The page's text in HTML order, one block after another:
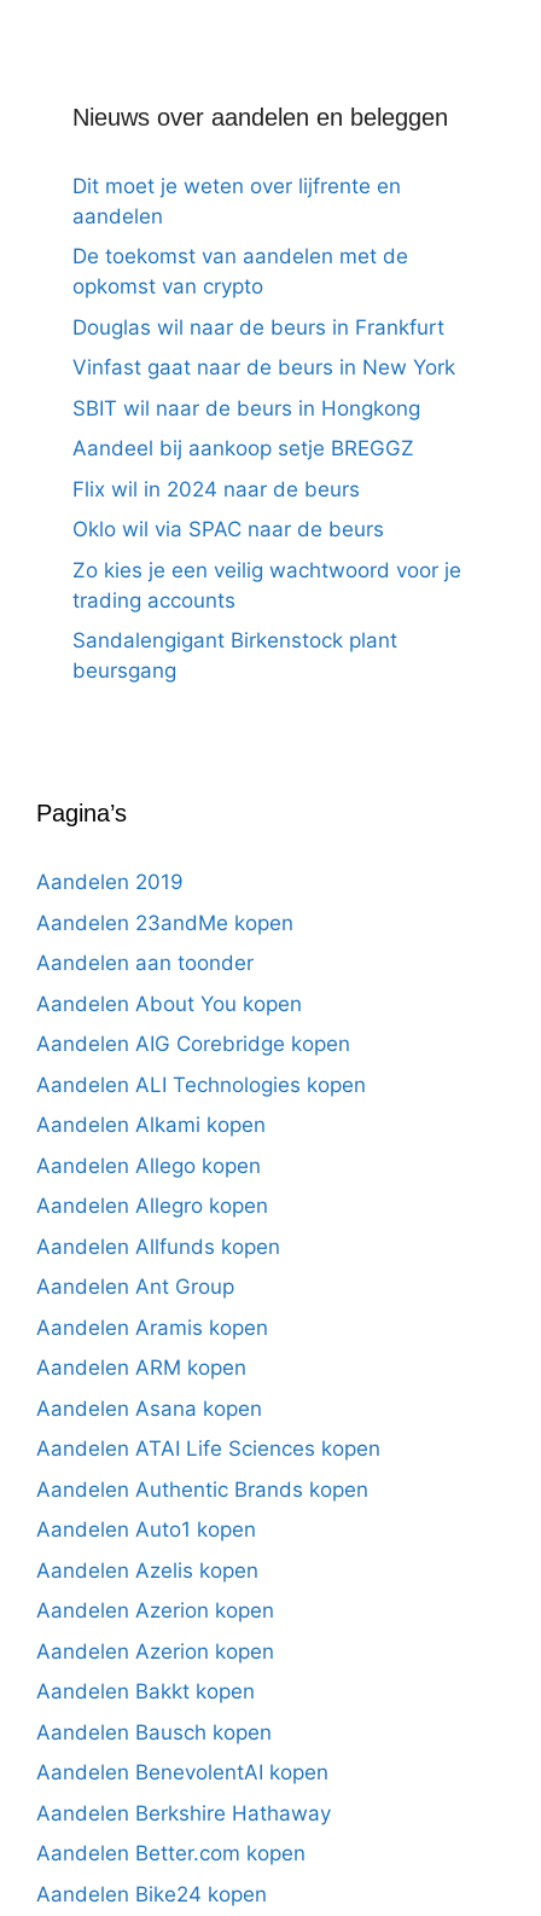
Nieuws over aandelen en beleggen
Dit moet je weten over lijfrente en
aandelen
De toekomst van aandelen met de
opkomst van crypto
Douglas wil naar de beurs in Frankfurt
Vinfast gaat naar de beurs in New York
SBIT wil naar de beurs in Hongkong
Aandeel bij aankoop setje BREGGZ
Flix wil in 2024 naar de beurs
Oklo wil via SPAC naar de beurs
Zo kies je een veilig wachtwoord voor je
trading accounts
Sandalengigant Birkenstock plant
beursgang
Pagina’s
Aandelen 2019
Aandelen 23andMe kopen
Aandelen aan toonder
Aandelen About You kopen
Aandelen AIG Corebridge kopen
Aandelen ALI Technologies kopen
Aandelen Alkami kopen
Aandelen Allego kopen
Aandelen Allegro kopen
Aandelen Allfunds kopen
Aandelen Ant Group
Aandelen Aramis kopen
Aandelen ARM kopen
Aandelen Asana kopen
Aandelen ATAI Life Sciences kopen
Aandelen Authentic Brands kopen
Aandelen Auto1 kopen
Aandelen Azelis kopen
Aandelen Azerion kopen
Aandelen Azerion kopen
Aandelen Bakkt kopen
Aandelen Bausch kopen
Aandelen BenevolentAI kopen
Aandelen Berkshire Hathaway
Aandelen Better.com kopen
Aandelen Bike24 kopen